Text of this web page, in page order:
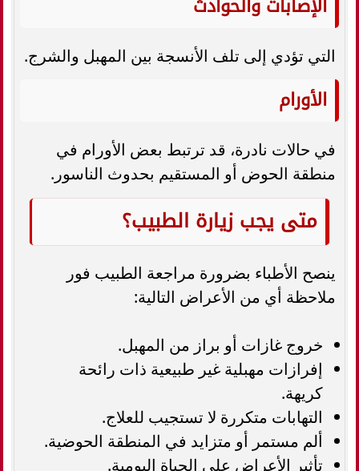
التي تؤدي إلى تلف الأنسجة بين المهبل والشرج.
الأورام
في حالات نادرة، قد ترتبط بعض الأورام في
منطقة الحوض أو المستقيم بحدوث الناسور.
متى يجب زيارة الطبيب؟
ينصح الأطباء بضرورة مراجعة الطبيب فور
ملاحظة أي من الأعراض التالية:
خروج غازات أو براز من المهبل.
إفرازات مهبلية غير طبيعية ذات رائحة
كريهة.
التهابات متكررة لا تستجيب للعلاج.
ألم مستمر أو متزايد في المنطقة الحوضية.
تأثير الأعراض على الحياة اليومية.